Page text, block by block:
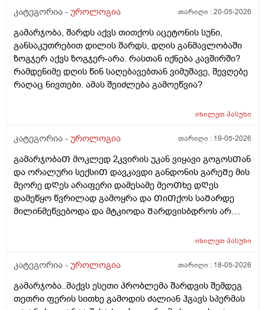
კატეგორია - უროლოგია თარიღი :20-05-2026
გამარჯობა, შარდს აქვს თითქოს აცეტონის სუნი,
განსაკუთრებით დილის შარდს, დღის განმავლობაში
ზოგჯერ აქვს ზოგჯერ-არა. რასთან იქნება კავშირში?
რამდენიმე დღის წინ საღებავებთან ვიმუშავე, შევღებე
რაღაც ნივთები. ამას შეიძლება გამოეწვია?
იხილეთპასუხი
კატეგორია - უროლოგია თარიღი : 19-05-2026
გამარჯობაᲗ მოკლედ 2კვირის უკან ვიყავი გოგოსᲗან
და ორალური სექსიᲗ დავკავდი განდონის გარეᲨე მის
მეორე დᲦეს არაფერი დამესამე მეოᲗხე დᲦეს
დამეწყო წვრილად გამოყრა და ᲗიᲗქოს საᲨარდე
მილინმეწვებოდა და მტკიოდა Შარდვისბდროს არ
კონკრეტული ადგილი მტკიოდა. მერე ვისხავდი
რო ვᲨარდავდი Შარდი Შიგ რᲩებოდაა წვეᲗები
Ჩერდებოდა Შარდიმერე ᲗიᲗქოს გამიარაა არც
გამონაყრის ქავილი არ მქონდა არაფერი არაფეტი
იხილეთპასუხი
კატეგორია - უროლოგია თარიღი : 18-05-2026
გამარჯობა..მაქვს ესეთი პრობლემა შარდვის შემდეგ
თეთრი ფერის სითხე გამოდის ძალიან ჰგავს სპერმას